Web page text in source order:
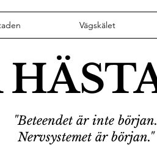
Vägskälet
"Beteendet är inte början.
Nervsystemet är början."